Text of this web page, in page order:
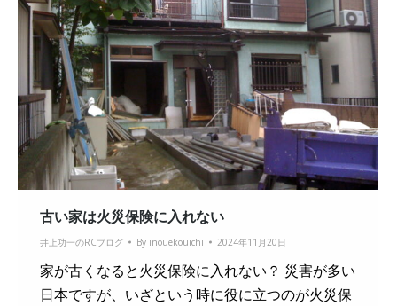
古い家は火災保険に入れない
井上功一のRCブログ By inouekouichi 2024年11月20日
家が古くなると火災保険に入れない？ 災害が多い
日本ですが、いざという時に役に立つのが火災保